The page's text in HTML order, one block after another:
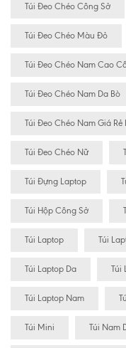
Túi Đeo Chéo Công Sở
Túi Đeo Chéo Màu Đỏ
Túi Đeo Chéo Nam Cao
Túi Đeo Chéo Nam Da Bò
Túi Đeo Chéo Nam Giá Rẻ
Túi Đeo Chéo Nữ
Túi Đựng Laptop
Túi Hộp Công Sở
Túi Laptop Túi
Túi Laptop Da Túi
Túi Laptop Nam
Túi Mini Túi Nam